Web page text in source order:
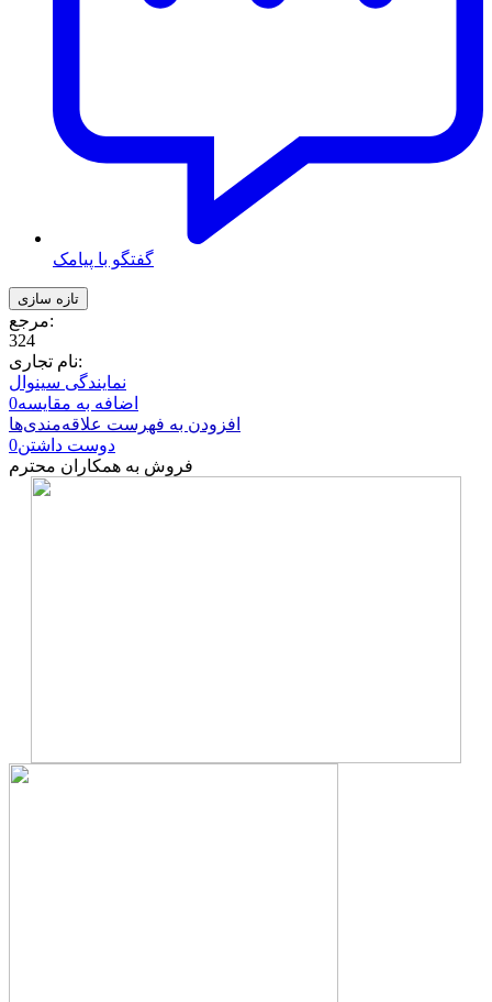
گفتگو با پیامک
مرجع:
324
نام تجاری:
نمایندگی سینوال
اضافه به مقایسه0
افزودن به فهرست علاقه‌مندی‌ها
دوست داشتن0
فروش به همکاران محترم